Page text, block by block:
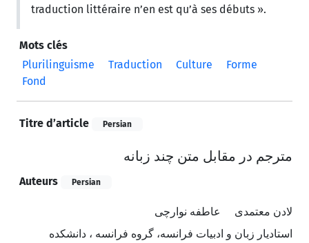
traduction littéraire n’en est qu’à ses débuts ».
Mots clés
Plurilinguisme
Traduction Culture
Forme
Fond
Titre d’article Persian
مترجم در مقابل متن چند زبانه
Auteurs Persian
لادن معتمدی
عاطفه نوارچی
استادیار زبان و ادبیات فرانسه، گروه فرانسه ، دانشکده